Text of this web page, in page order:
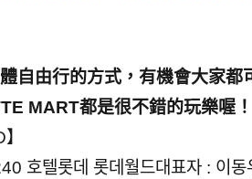
自由行的方式，有機會大家都
MART都是很不錯的玩樂喔！
호텔롯데 롯데월드대표자 : 이동